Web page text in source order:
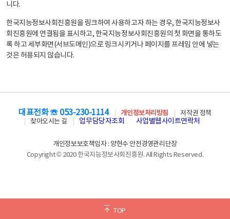
니다.
한국지능정보사회진흥원을 링크하여 사용하고자 하는 경우, 한국지능정보사
회진흥원에 연결됨을 표시하고, 한국지능정보사회진흥원의 첫 화면을 통하도
록 하고 세부화면(서브도메인)으로 링크시키거나 페이지를 프레임 안에 넣는
것은 허용되지 않습니다.
TOP
대표전화 ☏ 053-230-1114 개인정보처리방침
저작권 정책
찾아오시는 길
업무담당자조회 사업별웹사이트연락처
개인정보보호책임자 : 양현수 안전경영관리단장
Copyright © 2020 한국지능정보사회진흥원. All Rights Reserved.